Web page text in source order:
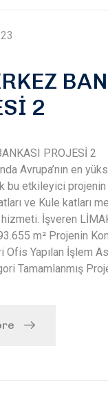
2
PROJESİ 2
Avrupa’nın en
bu etkileyici projenin
ve Kule katları
İşveren
m² Projenin
Ofis Yapılan İşlem
Tamamlanmış